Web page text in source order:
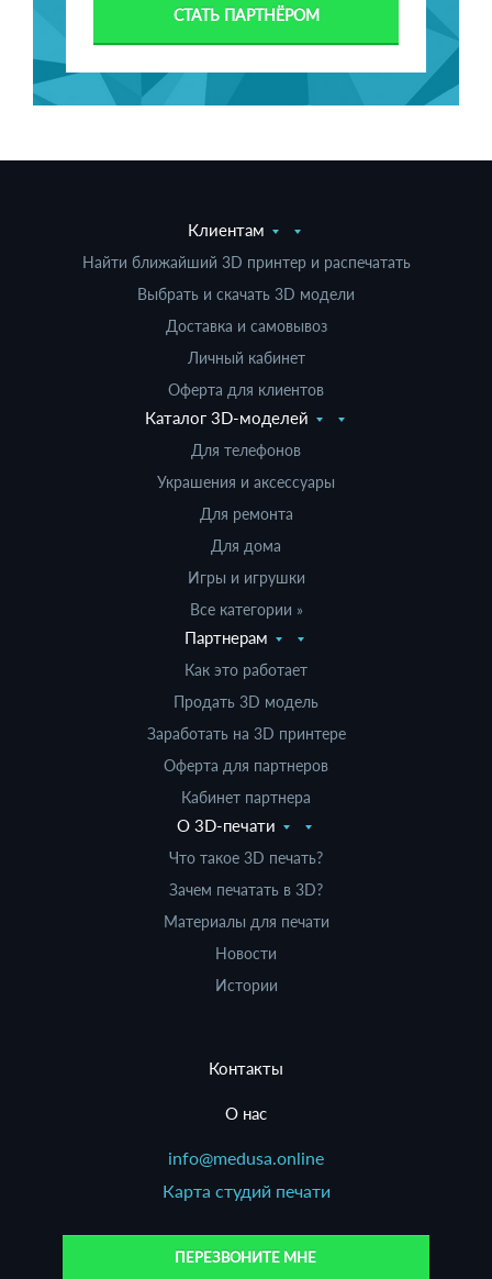
СТАТЬ ПАРТНЁРОМ
Клиентам
Найти ближайший 3D принтер и распечатать
Выбрать и скачать 3D модели
Доставка и самовывоз
Личный кабинет
Оферта для клиентов
Каталог 3D-моделей
Для телефонов
Украшения и аксессуары
Для ремонта
Для дома
Игры и игрушки
Все категории »
Партнерам
Как это работает
Продать 3D модель
Заработать на 3D принтере
Оферта для партнеров
Кабинет партнера
О 3D-печати
Что такое 3D печать?
Зачем печатать в 3D?
Материалы для печати
Новости
Истории
Контакты
О нас
info@medusa.online
Карта студий печати
ПЕРЕЗВОНИТЕ МНЕ